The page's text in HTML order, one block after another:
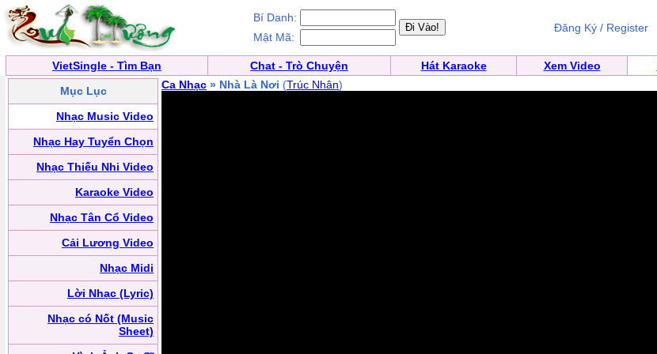
Bí Danh:
Mật Mã:
Đăng Ký / Register
VietSingle - Tìm Bạn Chat - Trò Chuyện Hát Karaoke Xem Video
Mục Lục
Nhạc Music Video
Nhạc Hay Tuyển Chọn
Nhạc Thiếu Nhi Video
Karaoke Video
Nhạc Tân Cổ Video
Cải Lương Video
Nhạc Midi
Lời Nhạc (Lyric)
Nhạc có Nốt (Music
Sheet)
Ca Nhạc » Nhà Là Nơi (Trúc Nhân)